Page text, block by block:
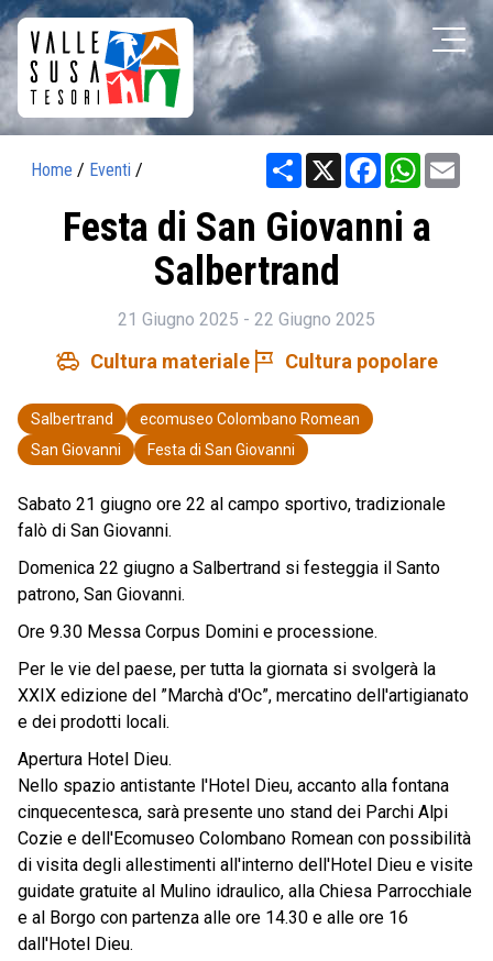
Home / Eventi / Share X Facebook
Festa di San Giovanni a
Salbertrand
21 Giugno 2025 - 22 Giugno 2025
toys Cultura materiale tour Cultura popolare
Salbertrand
ecomuseo Colombano Romean
San Giovanni
Festa di San Giovanni
Sabato 21 giugno ore 22 al campo sportivo, tradizionale
falò di San Giovanni.
Domenica 22 giugno a Salbertrand si festeggia il Santo
patrono, San Giovanni.
Ore 9.30 Messa Corpus Domini e processione.
Per le vie del paese, per tutta la giornata si svolgerà la
XXIX edizione del ”Marchà d'Oc”, mercatino dell'artigianato
e dei prodotti locali.
Apertura Hotel Dieu.
Nello spazio antistante l'Hotel Dieu, accanto alla fontana
cinquecentesca, sarà presente uno stand dei Parchi Alpi
Cozie e dell'Ecomuseo Colombano Romean con possibilità
di visita degli allestimenti all'interno dell'Hotel Dieu e visite
guidate gratuite al Mulino idraulico, alla Chiesa Parrocchiale
e al Borgo con partenza alle ore 14.30 e alle ore 16
dall'Hotel Dieu.